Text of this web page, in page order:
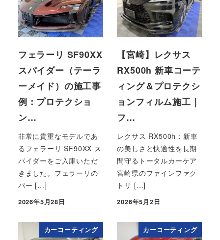
フェラーリ SF90XX
スパイダー（テーラ
ーメイド）の施工事
例：プロテクショ
ン…
非常に貴重なモデルであ
るフェラーリ SF90XX ス
パイダーをご入庫いただ
きました。フェラーリの
パー […]
投稿日
2026年5月28日
【宮崎】レクサス
RX500h 新車コーテ
ィング＆プロテクシ
ョンフィルム施工｜
フ…
レクサス RX500h：新車
の美しさと快適性を長期
間守るトータルカーケア
宮崎県のファインファク
トリ […]
投稿日
2026年5月2日
カーコーティング カーコーティング